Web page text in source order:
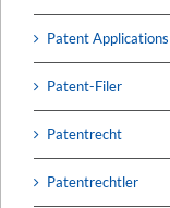
Patent Applications
Patent-Filer
Patentrecht
Patentrechtler